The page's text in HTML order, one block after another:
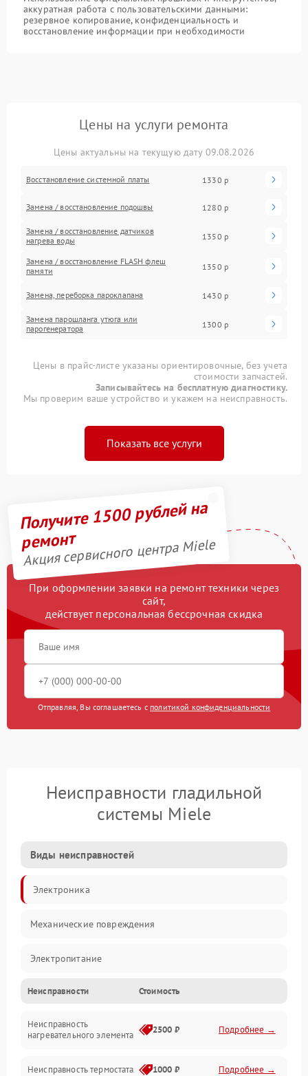
аккуратная работа с пользовательскими данными:
резервное копирование, конфиденциальность и
восстановление информации при необходимости
Цены на услуги ремонта
Цены актуальны на текущую дату 09.08.2026
Восстановление системной платы 1330 р
Замена / восстановление подошвы 1280 р
Замена / восстановление датчиков
нагрева воды
1350 р
Замена / восстановление FLASH флеш
памяти
1350 р
Замена, переборка пароклапана 1430 р
Замена парошланга утюга или
парогенератора
1300 р
Цены в прайс-листе указаны ориентировочные, без учета
стоимости запчастей.
Записывайтесь на бесплатную диагностику.
Мы проверим ваше устройство и укажем на неисправность.
Показать все услуги
Получите 1500 рублей на
ремонт
Акция сервисного центра Miele
При оформлении заявки на ремонт техники через
сайт,
действует персональная бессрочная скидка
Отправляя, Вы соглашаетесь с политикой конфиденциальности
Неисправности гладильной
системы Miele
Виды неисправностей
Электроника
Механические повреждения
Электропитание
Пар
Герметичность
Электроника/Механические
Неисправности Стоимость
Неисправность
нагревательного элемента
2500 ₽ Подробнее →
Неисправность термостата 1000 ₽ Подробнее →